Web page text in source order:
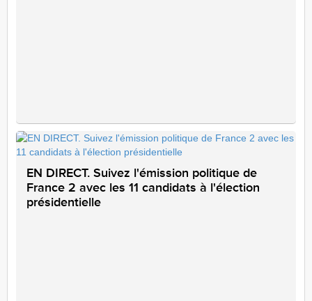
EN DIRECT. Suivez l'émission politique de
France 2 avec les 11 candidats à l'élection
présidentielle